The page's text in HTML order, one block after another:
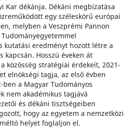
Kar dékánja. Dékáni megbízatása
egy széleskörű európai
melyben a Veszprémi Pannon
kutatási eredményt hozott létre a
kapcsán. Hosszú éveken át
közösség stratégiai érdekeit, 2021-
elnökségi tagja, az első évben
ben a Magyar Tudományos
nem akadémikus tagjává
és dékáni tisztségeiben
hogy az egyetem a nemzetközi
helyet foglaljon el.